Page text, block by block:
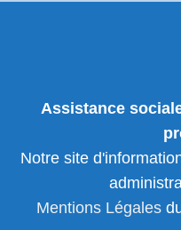
Assistance
Notre site
Mentions Légales